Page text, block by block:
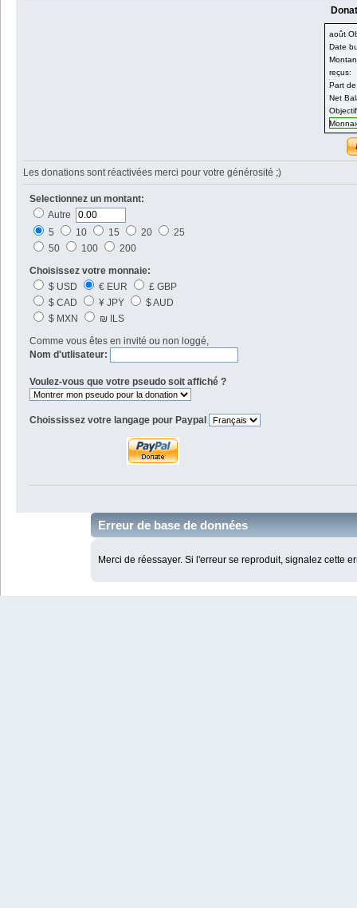
août
Date
reçus:
Part
Net
Les donations sont réactivées merci pour votre générosité ;)
Selectionnez un montant:
Autre
5
10 15 20
25
50
100 200
Choisissez votre monnaie:
$ USD
€ EUR
£ GBP
$ CAD
¥ JPY
$ AUD
$ MXN
₪ ILS
Comme vous êtes en invité ou non loggé,
Nom d'utlisateur:
Voulez-vous que votre pseudo soit affiché ?
Choississez votre langage pour Paypal
Erreur de base de données
Merci de réessayer. Si l'erreur se reproduit, signalez cette